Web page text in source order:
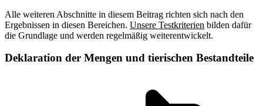
Alle weiteren Abschnitte in diesem Beitrag richten sich nach den
Ergebnissen in diesen Bereichen. Unsere Testkriterien bilden dafür
die Grundlage und werden regelmäßig weiterentwickelt.
Deklaration der Mengen und tierischen Bestandteile